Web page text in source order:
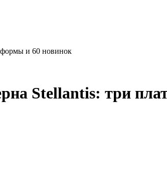
и 60 новинок
Stellantis: три